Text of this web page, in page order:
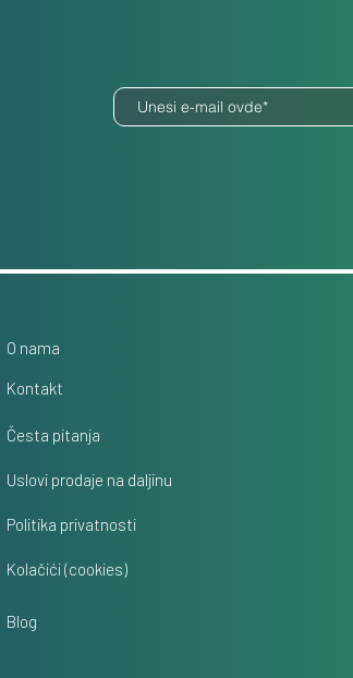
O nama
Kontakt
Česta pitanja
Uslovi prodaje na daljinu
Politika privatnosti
Kolačići (cookies)
Blog